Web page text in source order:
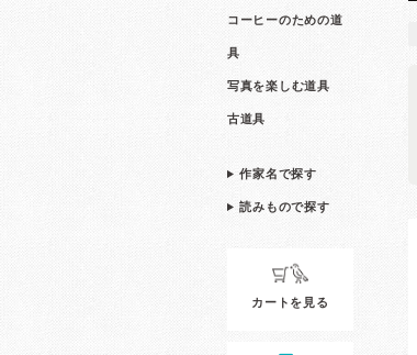
コーヒーのための道
具
写真を楽しむ道具
古道具
作家名で探す
読みもので探す
カートを見る